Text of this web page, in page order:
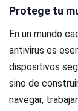
Protege tu
En un mundo
antivirus es
dispositivos
sino de
navegar,